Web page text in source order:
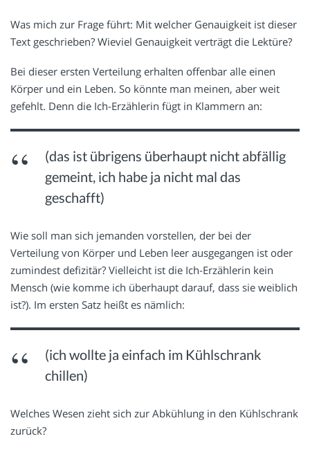
Was mich zur Frage führt: Mit welcher Genauigkeit ist dieser
Text geschrieben? Wieviel Genauigkeit verträgt die Lektüre?
Bei dieser ersten Verteilung erhalten offenbar alle einen
Körper und ein Leben. So könnte man meinen, aber weit
gefehlt. Denn die Ich-Erzählerin fügt in Klammern an:
(das ist übrigens überhaupt nicht abfällig
gemeint, ich habe ja nicht mal das
geschafft)
Wie soll man sich jemanden vorstellen, der bei der
Verteilung von Körper und Leben leer ausgegangen ist oder
zumindest defizitär? Vielleicht ist die Ich-Erzählerin kein
Mensch (wie komme ich überhaupt darauf, dass sie weiblich
ist?). Im ersten Satz heißt es nämlich:
(ich wollte ja einfach im Kühlschrank
chillen)
Welches Wesen zieht sich zur Abkühlung in den Kühlschrank
zurück?